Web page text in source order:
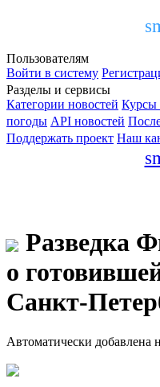
Пользователям
Войти в систему
Разделы и сервисы
Категории новостей Курсы
погоды API новостей
Поддержать проект Наш
Разведка
о
Санкт-
Автоматически добавлена